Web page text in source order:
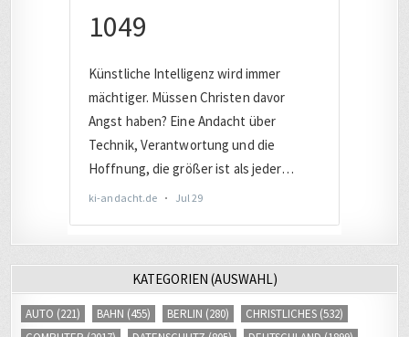
KATEGORIEN (AUSWAHL)
AUTO (221) BAHN (455) BERLIN (280) CHRISTLICHES (532)